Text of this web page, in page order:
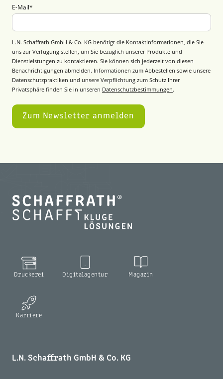
E-Mail*
L.N. Schaffrath GmbH & Co. KG benötigt die Kontaktinformationen, die Sie
uns zur Verfügung stellen, um Sie bezüglich unserer Produkte und
Dienstleistungen zu kontaktieren. Sie können sich jederzeit von diesen
Benachrichtigungen abmelden. Informationen zum Abbestellen sowie unsere
Datenschutzpraktiken und unsere Verpflichtung zum Schutz Ihrer
Privatsphäre finden Sie in unseren Datenschutzbestimmungen.
Druckerei Digitalagentur Magazin
Karriere
L.N. Schaffrath GmbH & Co. KG